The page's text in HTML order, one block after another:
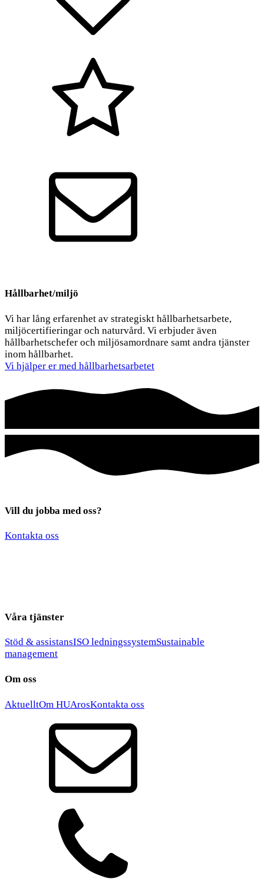
Hållbarhet/miljö
Vi har lång erfarenhet av strategiskt hållbarhetsarbete,
miljöcertifieringar och naturvård. Vi erbjuder även
hållbarhetschefer och miljösamordnare samt andra tjänster
inom hållbarhet.
Vi hjälper er med hållbarhetsarbetet
*
Vill du jobba med oss?
Kontakta oss
Våra tjänster
Stöd & assistansISO ledningssystemSustainable
management
Om oss
AktuelltOm HUArosKontakta oss